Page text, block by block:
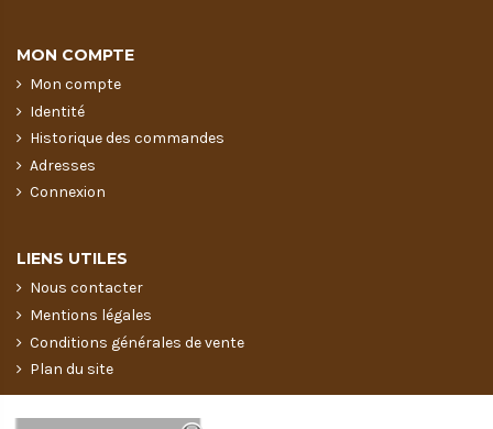
MON COMPTE
Mon compte
Identité
Historique des commandes
Adresses
Connexion
LIENS UTILES
Nous contacter
Mentions légales
Conditions générales de vente
Plan du site